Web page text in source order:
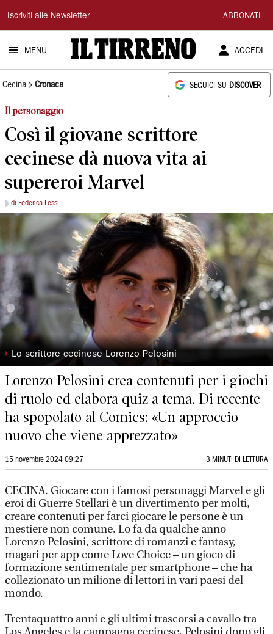
Il
Tirreno
Iscriviti alle Newsletter ABBONATI
MENU ACCEDI
Cecina Cronaca SEGUICI SU DISCOVER
Il personaggio
Così il giovane scrittore
cecinese dà nuova vita ai
supereroi Marvel
di Federica Lessi
◗ Lo scrittore cecinese Lorenzo Pelosini
Lorenzo Pelosini crea contenuti per i giochi
di ruolo ed elabora quiz a tema. Di recente
ha spopolato al Comics: «Un approccio
nuovo che viene apprezzato»
15 novembre 2024 09:27 3 MINUTI DI LETTURA
CECINA. Giocare con i famosi personaggi Marvel e gli
eroi di Guerre Stellari è un divertimento per molti,
creare contenuti per farci giocare le persone è un
mestiere non comune. Lo fa da qualche anno
Lorenzo Pelosini, scrittore di romanzi e fantasy,
magari per app come Love Choice – un gioco di
formazione sentimentale per smartphone – che ha
collezionato un milione di lettori in vari paesi del
mondo.
Trentaquattro anni e gli ultimi trascorsi a cavallo tra